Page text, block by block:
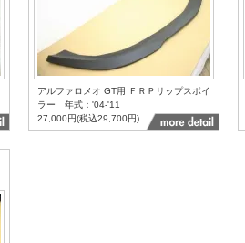
アルファロメオ GT用 ＦＲＰリップスポイ
ラー 年式：'04-'11
27,000円(税込29,700円)